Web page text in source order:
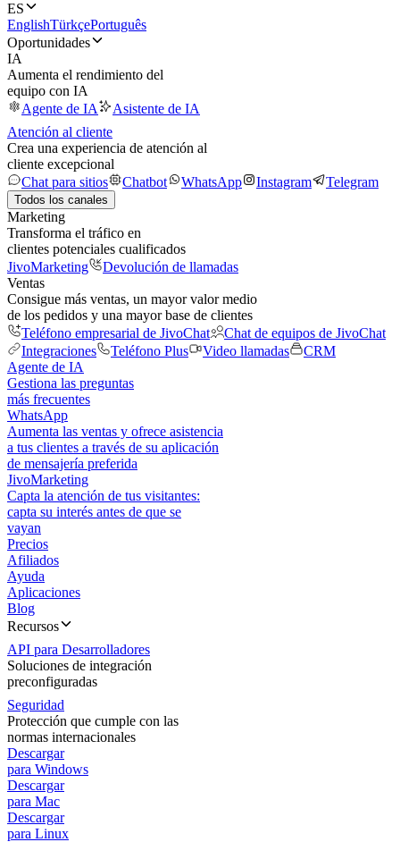
ES
EnglishTürkçePortuguês
Oportunidades
IA
Aumenta el rendimiento del
equipo con IA
Agente de IA
Asistente de IA
Atención al cliente
Crea una experiencia de atención al
cliente excepcional
Chat para sitios
Chatbot WhatsApp Instagram Telegram
Todos los canales
Marketing
Transforma el tráfico en
clientes potenciales cualificados
JivoMarketing
Devolución de llamadas
Ventas
Consigue más ventas, un mayor valor medio
de los pedidos y una mayor base de clientes
Teléfono empresarial de JivoChat
Chat de equipos de JivoChat
Integraciones
Teléfono Plus Video llamadas
CRM
Agente de IA
Gestiona las preguntas
más frecuentes
WhatsApp
Aumenta las ventas y ofrece asistencia
a tus clientes a través de su aplicación
de mensajería preferida
JivoMarketing
Capta la atención de tus visitantes:
capta su interés antes de que se
vayan
Precios
Afiliados
Ayuda
Aplicaciones
Blog
Recursos
API para Desarrolladores
Soluciones de integración
preconfiguradas
Seguridad
Protección que cumple con las
normas internacionales
Descargar
para Windows
Descargar
para Mac
Descargar
para Linux